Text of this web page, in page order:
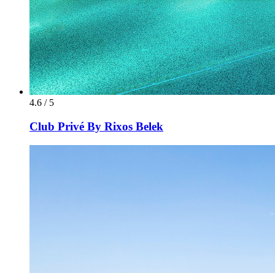
4.6 / 5
Club Privé By Rixos Belek